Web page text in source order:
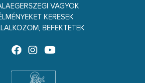
VAGYOK
KERESEK
BEFEKTETEK